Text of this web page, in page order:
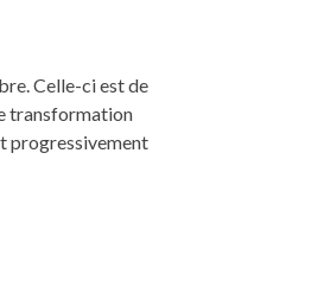
Celle-ci est de
transformation
progressivement